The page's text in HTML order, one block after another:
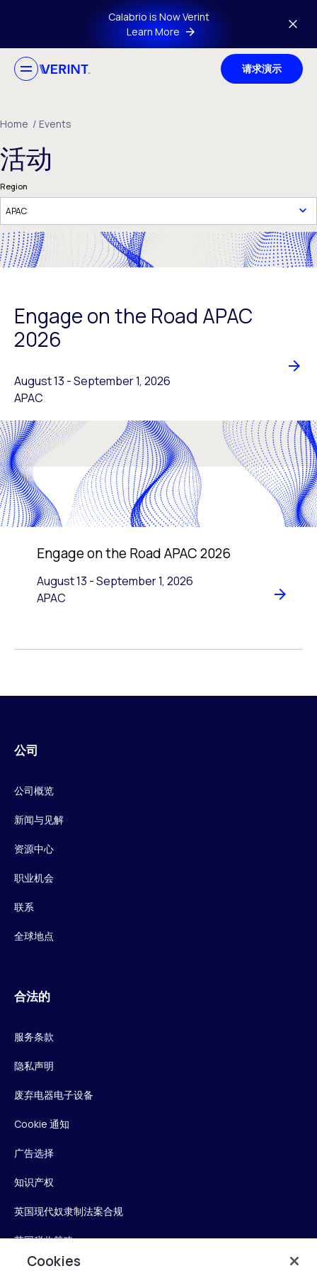
Skip to main contentCalabrio is Now Verint
Learn More
请求演示
Home / Events
活动
Region
Engage on the Road APAC
2026
August 13 -to
September 1, 2026
APAC
Engage on the Road APAC 2026
August 13 -to
September 1, 2026
APAC
公司
公司概览
新闻与见解
资源中心
职业机会
联系
全球地点
合法的
服务条款
隐私声明
废弃电器电子设备
Cookie 通知
广告选择
知识产权
英国现代奴隶制法案合规
英国税收策略
Cookies